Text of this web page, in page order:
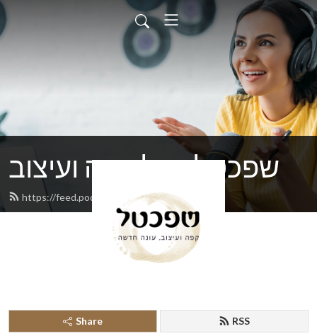
שפכטל - על קפה ועיצוב
https://feed.podbean.com/shpachtel/feed.xml
Share RSS